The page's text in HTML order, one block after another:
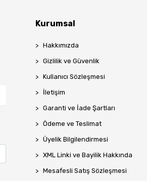
Kurumsal
Hakkımızda
Gizlilik ve Güvenlik
Kullanıcı Sözleşmesi
İletişim
Garanti ve İade Şartları
Ödeme ve Teslimat
Üyelik Bilgilendirmesi
XML Linki ve Bayilik Hakkında
Mesafesli Satış Sözleşmesi